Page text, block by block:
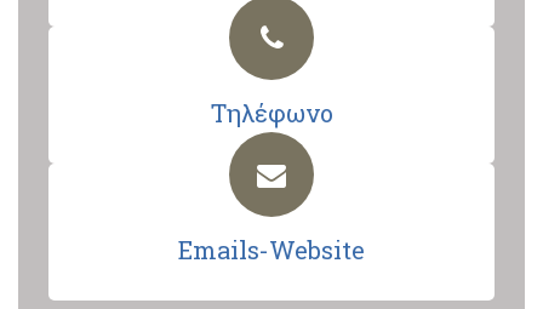
Τηλέφωνο
Emails-Website